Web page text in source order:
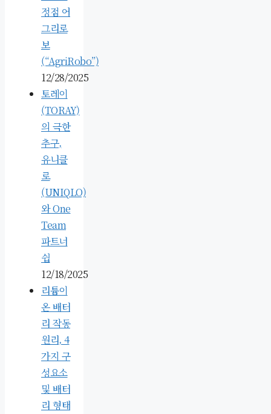
정점 어
그리로
보
(“AgriRobo”)
12/28/2025
토레이
(TORAY)
의 극한
추구,
유니클
로
(UNIQLO)
와 One
Team
파트너
쉽
12/18/2025
리튬이
온 배터
리 작동
원리, 4
가지 구
성요소
및 배터
리 형태